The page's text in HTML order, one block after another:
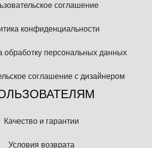
соглашение
конфиденциальности
обработку персональных данных
соглашение с дизайнером
Качество и гарантии
Условия возврата